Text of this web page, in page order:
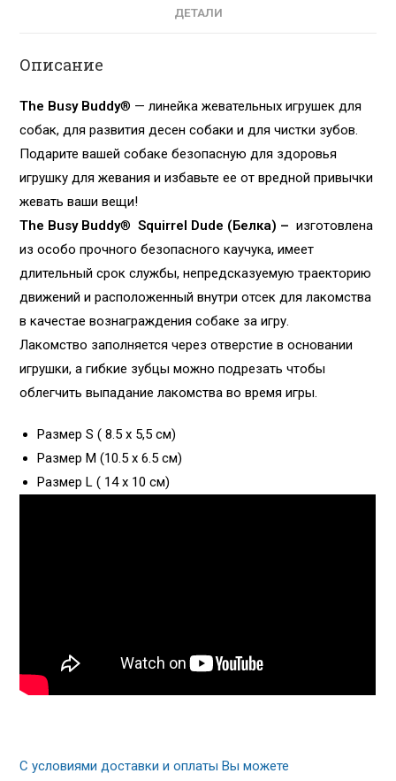
ДЕТАЛИ
Описание
The Busy Buddy® — линейка жевательных игрушек для
собак, для развития десен собаки и для чистки зубов.
Подарите вашей собаке безопасную для здоровья
игрушку для жевания и избавьте ее от вредной привычки
жевать ваши вещи!
The Busy Buddy®Squirrel Dude ( Белка) – изготовлена
из особо прочного безопасного каучука, имеет
длительный срок службы, непредсказуемую траекторию
движений и расположенный внутри отсек для лакомства
в качестае вознаграждения собаке за игру.
Лакомство заполняется через отверстие в основании
игрушки, а гибкие зубцы можно подрезать чтобы
облегчить выпадание лакомства во время игры.
Размер S ( 8.5 х 5,5 см)
Размер М (10.5 х 6.5 см)
Размер L ( 14 х 10 см)
С условиями доставки и оплаты Вы можете